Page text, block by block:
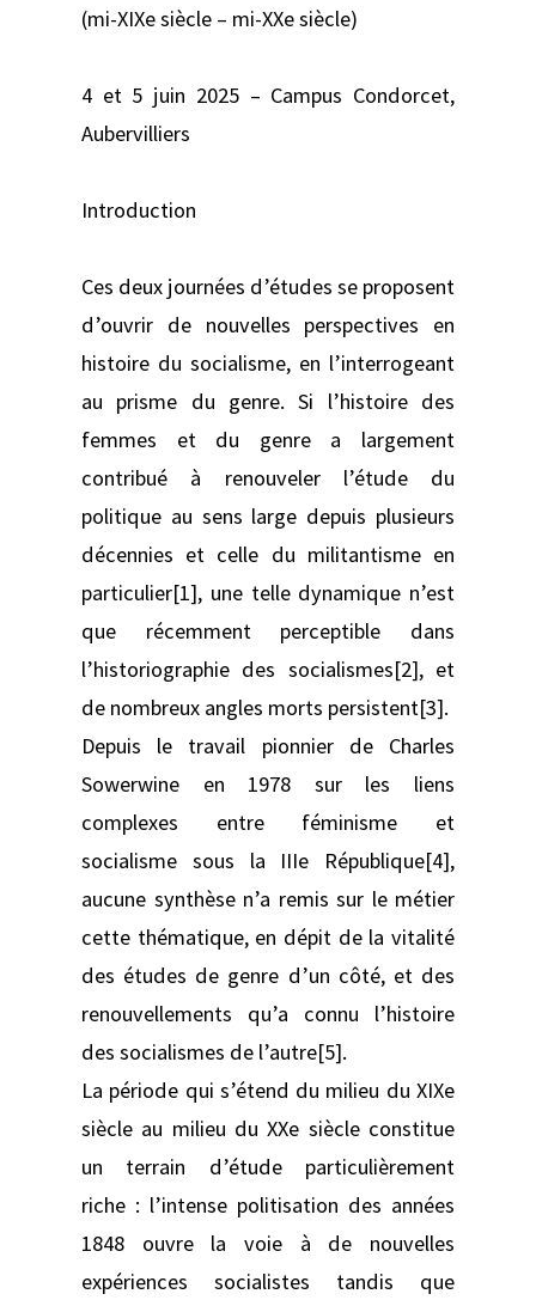
(mi-XIXe siècle – mi-XXe siècle)
4 et 5 juin 2025 – Campus Condorcet,
Aubervilliers
Introduction
Ces deux journées d’études se proposent
d’ouvrir de nouvelles perspectives en
histoire du socialisme, en l’interrogeant
au prisme du genre. Si l’histoire des
femmes et du genre a largement
contribué à renouveler l’étude du
politique au sens large depuis plusieurs
décennies et celle du militantisme en
particulier[1], une telle dynamique n’est
que récemment perceptible dans
l’historiographie des socialismes[2], et
de nombreux angles morts persistent[3].
Depuis le travail pionnier de Charles
Sowerwine en 1978 sur les liens
complexes entre féminisme et
socialisme sous la IIIe République[4],
aucune synthèse n’a remis sur le métier
cette thématique, en dépit de la vitalité
des études de genre d’un côté, et des
renouvellements qu’a connu l’histoire
des socialismes de l’autre[5].
La période qui s’étend du milieu du XIXe
siècle au milieu du XXe siècle constitue
un terrain d’étude particulièrement
riche : l’intense politisation des années
1848 ouvre la voie à de nouvelles
expériences socialistes tandis que